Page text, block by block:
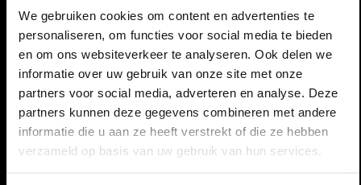
We gebruiken cookies om content en advertenties te
personaliseren, om functies voor social media te bieden
en om ons websiteverkeer te analyseren. Ook delen we
informatie over uw gebruik van onze site met onze
partners voor social media, adverteren en analyse. Deze
partners kunnen deze gegevens combineren met andere
informatie die u aan ze heeft verstrekt of die ze hebben
verzameld op basis van uw gebruik van hun services.
Klaar-af-Kook,
Horecabeurs Goes etc..